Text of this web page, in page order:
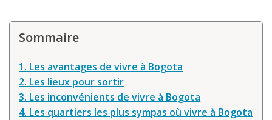
Sommaire
1. Les avantages de vivre à Bogota
2. Les lieux pour sortir
3. Les inconvénients de vivre à Bogota
4. Les quartiers les plus sympas où vivre à Bogota